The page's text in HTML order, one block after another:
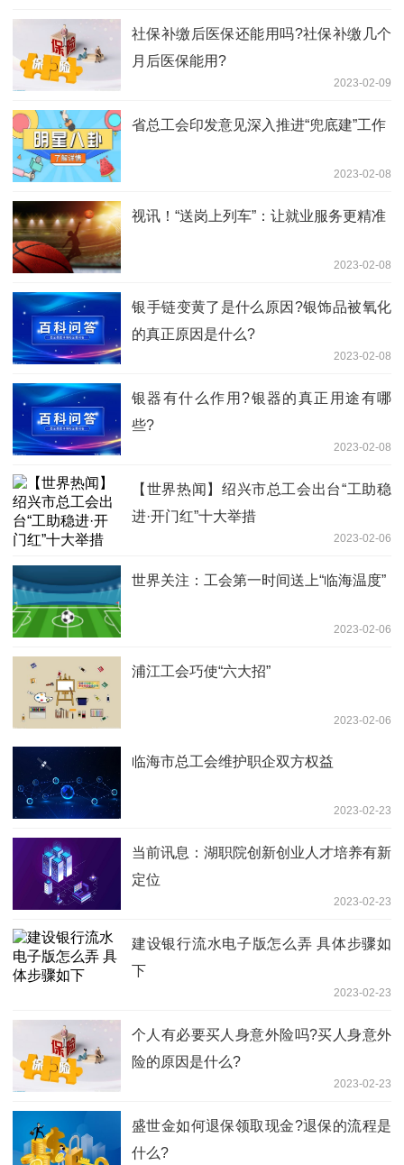
社保补缴后医保还能用吗?社保补缴几个
月后医保能用?
2023-02-09
省总工会印发意见深入推进“兜底建”工作
2023-02-08
视讯！“送岗上列车”：让就业服务更精准
2023-02-08
​银手链变黄了是什么原因?银饰品被氧化
的真正原因是什么?
2023-02-08
银器有什么作用?银器的真正用途有哪
些?
2023-02-08
【世界热闻】绍兴市总工会出台“工助稳
进·开门红”十大举措
2023-02-06
世界关注：工会第一时间送上“临海温度”
2023-02-06
浦江工会巧使“六大招”
2023-02-06
临海市总工会维护职企双方权益
2023-02-23
当前讯息：湖职院创新创业人才培养有新
定位
2023-02-23
建设银行流水电子版怎么弄 具体步骤如
下
2023-02-23
个人有必要买人身意外险吗?买人身意外
险的原因是什么?
2023-02-23
盛世金如何退保领取现金?退保的流程是
什么?